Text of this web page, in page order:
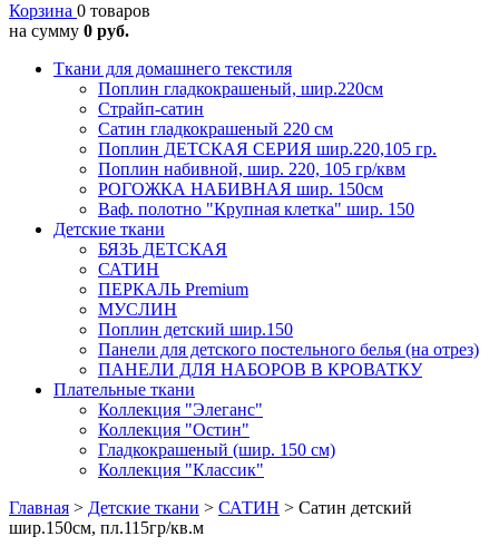
Корзина 0 товаров
на сумму 0 руб.
Ткани для домашнего текстиля
Поплин гладкокрашеный, шир.220см
Страйп-сатин
Сатин гладкокрашеный 220 см
Поплин ДЕТСКАЯ СЕРИЯ шир.220,105 гр.
Поплин набивной, шир. 220, 105 гр/квм
РОГОЖКА НАБИВНАЯ шир. 150см
Ваф. полотно "Крупная клетка" шир. 150
Детские ткани
БЯЗЬ ДЕТСКАЯ
САТИН
ПЕРКАЛЬ Premium
МУСЛИН
Поплин детский шир.150
Панели для детского постельного белья (на отрез)
ПАНЕЛИ ДЛЯ НАБОРОВ В КРОВАТКУ
Плательные ткани
Коллекция "Элеганс"
Коллекция "Остин"
Гладкокрашеный (шир. 150 см)
Коллекция "Классик"
Главная > Детские ткани > САТИН > Сатин детский
шир.150см, пл.115гр/кв.м